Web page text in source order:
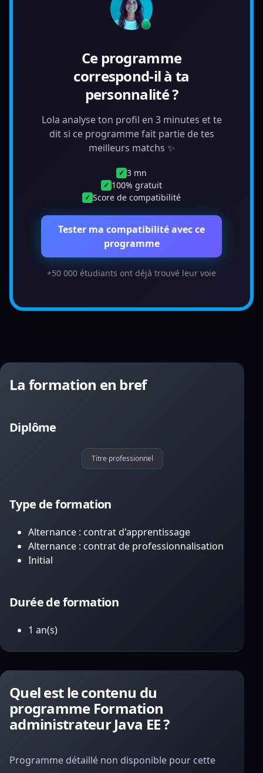
Ce programme
correspond-il à ta
personnalité ?
Lola analyse ton profil en 3 minutes et te
dit si ce programme fait partie de tes
meilleurs matchs ✨
✓ 3 mn
✓ 100% gratuit
✓ Score de compatibilité
Tester ma compatibilité avec ce
programme
+50 000 étudiants ont déjà trouvé leur voie
La formation en bref
Diplôme
Titre professionnel
Type de formation
Alternance : contrat d'apprentissage
Alternance : contrat de professionnalisation
Initial
Durée de formation
1 an(s)
Quel est le contenu du
programme Formation
administrateur Java EE ?
Programme détaillé non disponible pour cette